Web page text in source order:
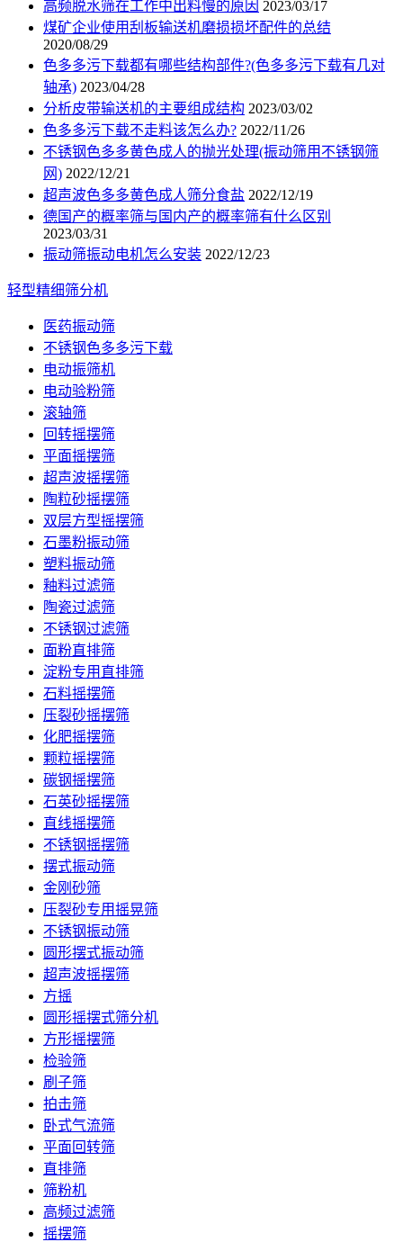
高频脱水筛在工作中出料慢的原因 2023/03/17
煤矿企业使用刮板输送机磨损损坏配件的总结
2020/08/29
色多多污下载都有哪些结构部件?(色多多污下载有几对
轴承) 2023/04/28
分析皮带输送机的主要组成结构 2023/03/02
色多多污下载不走料该怎么办? 2022/11/26
不锈钢色多多黄色成人的抛光处理(振动筛用不锈钢筛
网) 2022/12/21
超声波色多多黄色成人筛分食盐 2022/12/19
德国产的概率筛与国内产的概率筛有什么区别
2023/03/31
振动筛振动电机怎么安装 2022/12/23
轻型精细筛分机
医药振动筛
不锈钢色多多污下载
电动振筛机
电动验粉筛
滚轴筛
回转摇摆筛
平面摇摆筛
超声波摇摆筛
陶粒砂摇摆筛
双层方型摇摆筛
石墨粉振动筛
塑料振动筛
釉料过滤筛
陶瓷过滤筛
不锈钢过滤筛
面粉直排筛
淀粉专用直排筛
石料摇摆筛
压裂砂摇摆筛
化肥摇摆筛
颗粒摇摆筛
碳钢摇摆筛
石英砂摇摆筛
直线摇摆筛
不锈钢摇摆筛
摆式振动筛
金刚砂筛
压裂砂专用摇晃筛
不锈钢振动筛
圆形摆式振动筛
超声波摇摆筛
方摇
圆形摇摆式筛分机
方形摇摆筛
检验筛
刷子筛
拍击筛
卧式气流筛
平面回转筛
直排筛
筛粉机
高频过滤筛
摇摆筛